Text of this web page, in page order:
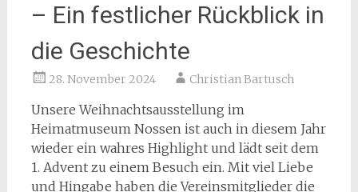
– Ein festlicher Rückblick in
die Geschichte
28. November 2024 Christian Bartusch
Unsere Weihnachtsausstellung im
Heimatmuseum Nossen ist auch in diesem Jahr
wieder ein wahres Highlight und lädt seit dem
1. Advent zu einem Besuch ein. Mit viel Liebe
und Hingabe haben die Vereinsmitglieder die